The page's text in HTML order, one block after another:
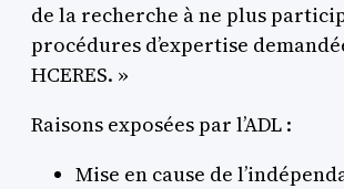
de la recherche à ne plus
procédures d’expertise
HCERES. »
Raisons exposées par l’ADL :
Mise en cause de